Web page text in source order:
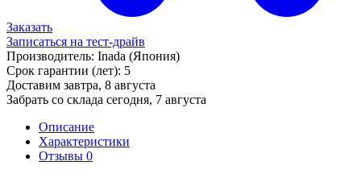
Заказать
Записаться на тест-драйв
Производитель: Inada (Япония)
Срок гарантии (лет): 5
Доставим завтра, 8 августа
Забрать со склада сегодня, 7 августа
Описание
Характеристики
Отзывы 0